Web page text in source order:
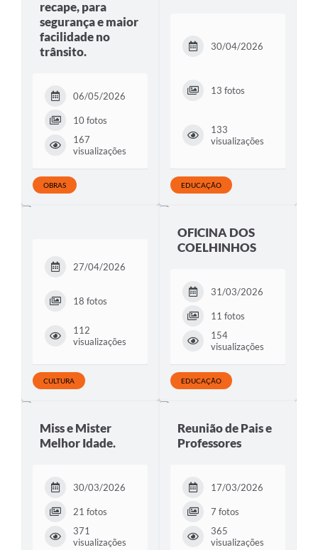
recape, para
segurança e maior
facilidade no
trânsito.
06/05/2026
10 fotos
167
visualizações
OBRAS
30/04/2026
13 fotos
133
visualizações
EDUCAÇÃO
27/04/2026
18 fotos
112
visualizações
CULTURA
OFICINA DOS
COELHINHOS
31/03/2026
11 fotos
154
visualizações
EDUCAÇÃO
Miss e Mister
Melhor Idade.
30/03/2026
21 fotos
371
visualizações
Reunião de Pais e
Professores
17/03/2026
7 fotos
365
visualizações